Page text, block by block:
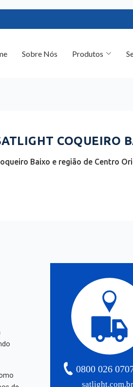
COQUEIRO
Baixo e região de Centro
de
satlight.com.br
0800 026